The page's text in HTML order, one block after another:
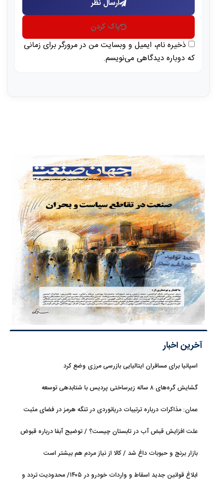
ارسال نظر
پاک کردن
ذخیره نام، ایمیل و وبسایت من در مرورگر برای زمانی
که دوباره دیدگاهی می‌نویسم.
آخرین اخبار
اسپانیا برای مسافران ایتالیایی بازرسی مرزی وضع کرد
گشایش گره‌های ۸ ساله زیرساختی پردیس با شتابدهی توسعه
عمان: مذاکرات درباره ترتیبات دریانوردی در تنگه هرمز در فضای مثبت
علت افزایش قبض آب در تابستان چیست؟ / توضیح آبفا درباره قبوض
بازار برنج و حبوبات داغ شد / کالا از نیاز مردم هم بیشتر است
ابلاغ قوانین جدید اسقاط و واردات خودرو در ۱۴۰۵/ محدودیت تردد و